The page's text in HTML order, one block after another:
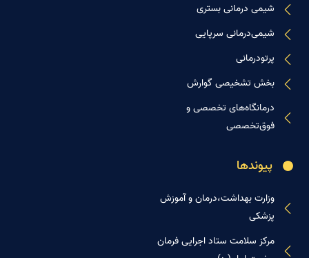
شیمی درمانی بستری
شیمی‌درمانی سرپایی
پرتودرمانی
بخش تشخیصی گوارش
درمانگاه‌های تخصصی و
فوق‌تخصصی
پیوندها
وزارت بهداشت،درمان و آموزش
پزشکی
مرکز سلامت ستاد اجرایی فرمان